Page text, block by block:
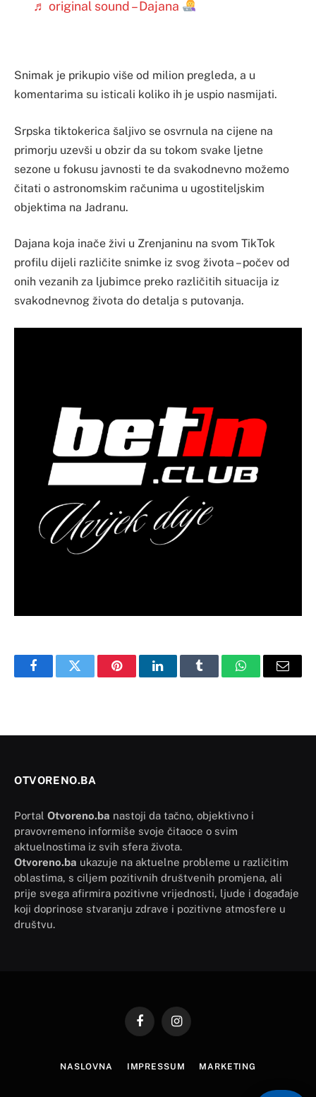
♬ original sound – Dajana
Snimak je prikupio više od milion pregleda, a u
komentarima su isticali koliko ih je uspio nasmijati.
Srpska tiktokerica šaljivo se osvrnula na cijene na
primorju uzevši u obzir da su tokom svake ljetne
sezone u fokusu javnosti te da svakodnevno možemo
čitati o astronomskim računima u ugostiteljskim
objektima na Jadranu.
Dajana koja inače živi u Zrenjaninu na svom TikTok
profilu dijeli različite snimke iz svog života – počev od
onih vezanih za ljubimce preko različitih situacija iz
svakodnevnog života do detalja s putovanja.
FacebookTwitter PinterestLinkedInTumblr WhatsAppEmail
OTVORENO.BA
Portal Otvoreno.ba nastoji da tačno, objektivno i
pravovremeno informiše svoje čitaoce o svim
aktuelnostima iz svih sfera života.
Otvoreno.ba ukazuje na aktuelne probleme u različitim
oblastima, s ciljem pozitivnih društvenih promjena, ali
prije svega afirmira pozitivne vrijednosti, ljude i događaje
koji doprinose stvaranju zdrave i pozitivne atmosfere u
društvu.
FacebookInstagram
NASLOVNA IMPRESSUM MARKETING